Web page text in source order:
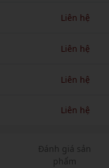
Liên hệ
Liên hệ
Liên hệ
Liên hệ
Đánh giá sản
phẩm